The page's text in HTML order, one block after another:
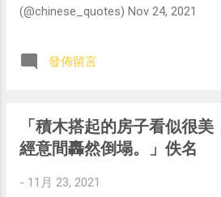
(@chinese_quotes) Nov 24, 2021
發佈留言
「積木搭起的房子看似很
經意間轟然倒塌。」佚名
- 11月 23, 2021